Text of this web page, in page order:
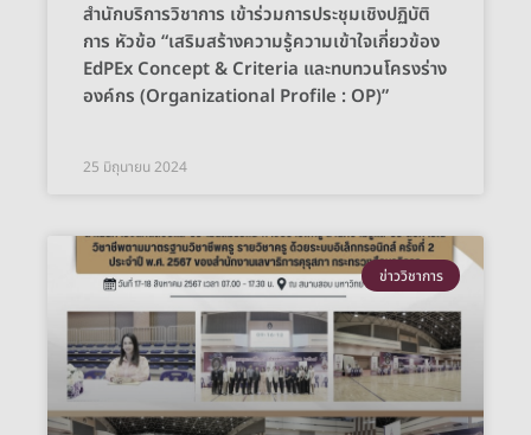
สำนักบริการวิชาการ เข้าร่วมการประชุมเชิงปฏิบัติ
การ หัวข้อ “เสริมสร้างความรู้ความเข้าใจเกี่ยวข้อง
EdPEx Concept & Criteria และทบทวนโครงร่าง
องค์กร (Organizational Profile : OP)”
25 มิถุนายน 2024
ข่าววิชาการ